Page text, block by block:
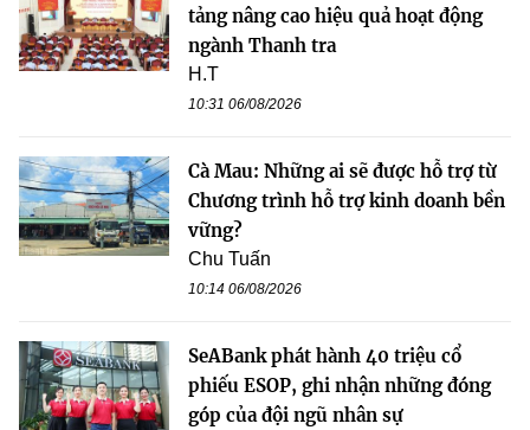
tảng nâng cao hiệu quả hoạt động
ngành Thanh tra
H.T
10:31 06/08/2026
Cà Mau: Những ai sẽ được hỗ trợ từ
Chương trình hỗ trợ kinh doanh bền
vững?
Chu Tuấn
10:14 06/08/2026
SeABank phát hành 40 triệu cổ
phiếu ESOP, ghi nhận những đóng
góp của đội ngũ nhân sự